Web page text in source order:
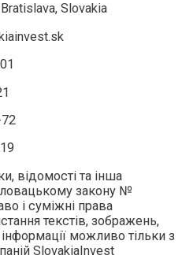
Slovakia
відомості та інша
закону №
і суміжні права
текстів, зображень,
можливо тільки з
SlovakiaInvest